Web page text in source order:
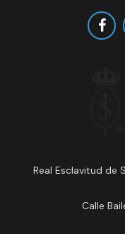
Real Esclavitud de
Calle